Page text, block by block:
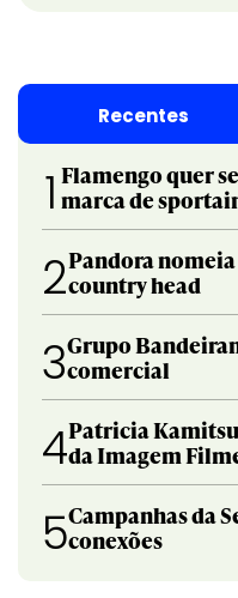
Recentes
1 Flamengo quer
marca de
2Pandora
country head
3Grupo
comercial
4Patricia
da Imagem
5Campanhas da
conexões